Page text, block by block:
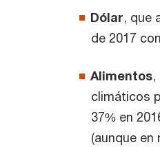
Dólar, que
de 2017
Alimentos,
climáticos
37% en
(aunque